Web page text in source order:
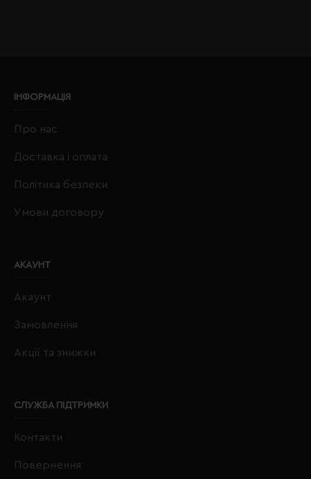
ІНФОРМАЦІЯ
Про нас
Доставка і оплата
Політика безпеки
Умови договору
АКАУНТ
Акаунт
Замовлення
Акції та знижки
СЛУЖБА ПІДТРИМКИ
Контакти
Повернення